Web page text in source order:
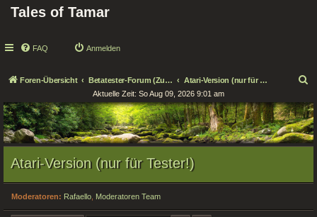
Tales of Tamar
FAQ Anmelden
Foren-Übersicht Betatester-Forum (Zugang nur für Tester!) Atari-Version (nur für Tester!)
c
h
e
Aktuelle Zeit: So Aug 09, 2026 9:01 am
Atari-Version (nur für Tester!)
Moderatoren: Rafaello Moderatoren Team